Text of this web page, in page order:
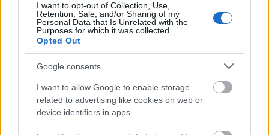
I want to opt-out of Collection, Use,
Retention, Sale, and/or Sharing of my
Personal Data that Is Unrelated with the
Purposes for which it was collected.
Opted Out
Google consents
I want to allow Google to enable storage
related to advertising like cookies on web or
device identifiers in apps.
AZ EMBERSÉG ÜNNEPE